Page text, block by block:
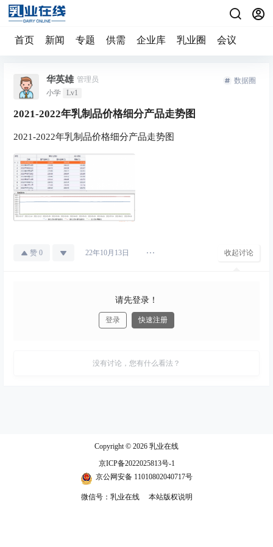
首页 新闻 专题 供需 企业库 乳业圈 会议
华英雄 管理员
小学
Lv1
数据圈
2021-2022年乳制品价格细分产品走势图
2021-2022年乳制品价格细分产品走势图
赞 0 22年10月13日 收起讨论
请先登录！
登录 快速注册
没有讨论，您有什么看法？
Copyright © 2026 乳业在线
京ICP备2022025813号-1
京公网安备 11010802040717号
微信号：乳业在线 本站版权说明